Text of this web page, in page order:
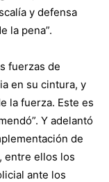
y defensa
la pena”.
fuerzas de
en su cintura, y
la fuerza. Este es
Y adelantó
de
entre ellos los
ante los